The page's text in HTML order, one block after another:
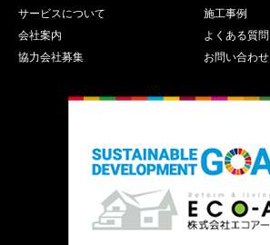
サービスについて
施工事例
会社案内
よくある質問
協力会社募集
お問い合わせ